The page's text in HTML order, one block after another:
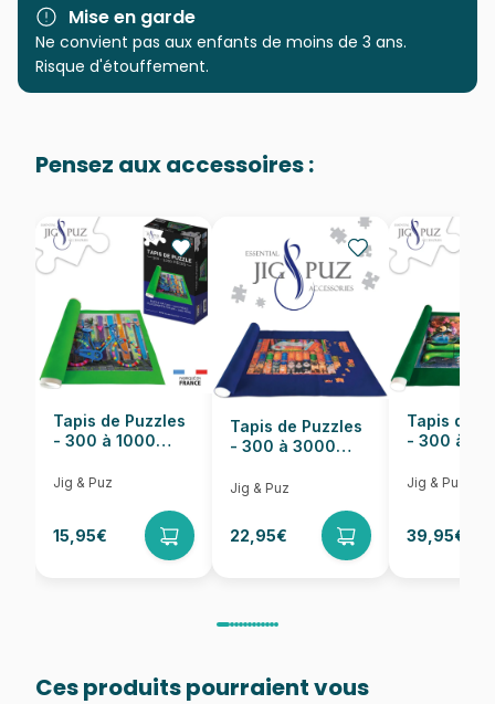
Catégorie
Puzzles - Forêts, Fleurs et
EAN 3667232501421
Nombre de pièces 500 pièces
Dimensions 48 x 34 cm
Mise en garde
Ne convient pas aux enfants de moins de 3 ans.
Risque d'étouffement.
Pensez aux accessoires :
Tapis de Puzzles
- 300 à 1000
Jig & Puz
15,95€
Tapis de Puzzles
- 300 à 3000
Jig & Puz
22,95€
Tapis de
- 300 à
Jig & Puz
39,95€
Ces produits pourraient vous